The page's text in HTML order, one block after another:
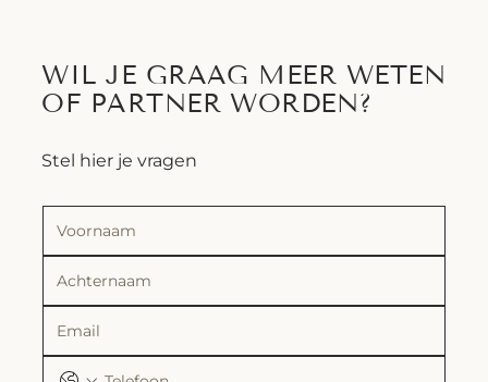
WIL JE GRAAG MEER WETEN
OF PARTNER WORDEN?
Stel hier je vragen